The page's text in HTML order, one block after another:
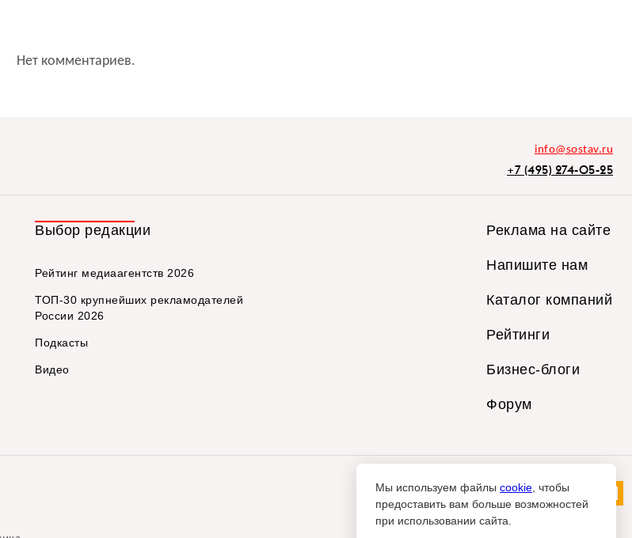
Нет комментариев.
info@sostav.ru
+7 (495) 274-05-25
Выбор редакции
Рейтинг медиаагентств 2026
ТОП-30 крупнейших рекламодателей
России 2026
Подкасты
Видео
Реклама на сайте
Напишите нам
Каталог компаний
Рейтинги
Бизнес-блоги
Форум
Мы используем файлы cookie , чтобы
предоставить вам больше возможностей
при использовании сайта.